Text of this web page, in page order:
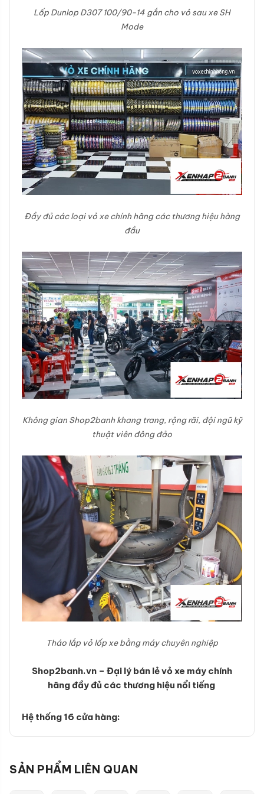
Lốp Dunlop D307 100/90-14 gắn cho vỏ sau xe SH
Mode
Đầy đủ các loại vỏ xe chính hãng các thương hiệu hàng
đầu
Không gian Shop2banh khang trang, rộng rãi, đội ngũ kỹ
thuật viên đông đảo
Tháo lắp vỏ lốp xe bằng máy chuyên nghiệp
Shop2banh.vn – Đại lý bán lẻ vỏ xe máy chính
hãng đầy đủ các thương hiệu nổi tiếng
Hệ thống 16 cửa hàng:
SẢN PHẨM LIÊN QUAN